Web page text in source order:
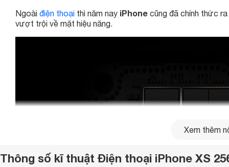
Ngoài điện thoại thì năm nay iPhone cũng đã chính thức
vượt trội về mặt hiệu năng.
Xem thêm
Thông số kĩ thuật Điện thoại iPhone XS